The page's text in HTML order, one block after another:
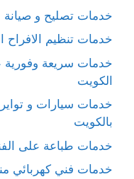
خدمات تصليح و
خدمات تنظيم الافراح
خدمات سريعة وفورية
الكويت
خدمات سيارات و
بالكويت
خدمات طباعة على
خدمات فني كهربائي